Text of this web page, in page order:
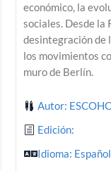
económico, la
sociales. Desde la
desintegración de
los movimientos
muro de Berlín.
Autor:
Edición:
Idioma: Español